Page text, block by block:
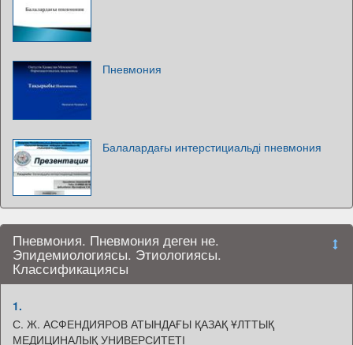
Пневмония
Балалардағы интерстициальді пневмония
Пневмония. Пневмония деген не.
Эпидемиологиясы. Этиологиясы.
Классификациясы
1.
С. Ж. АСФЕНДИЯРОВ АТЫНДАҒЫ ҚАЗАҚ ҰЛТТЫҚ
МЕДИЦИНАЛЫҚ УНИВЕРСИТЕТІ